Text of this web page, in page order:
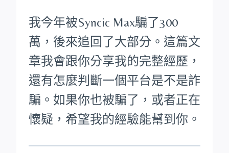
我今年被Syncic Max騙了300
萬，後來追回了大部分。這篇文
章我會跟你分享我的完整經歷，
還有怎麼判斷一個平台是不是詐
騙。如果你也被騙了，或者正在
懷疑，希望我的經驗能幫到你。